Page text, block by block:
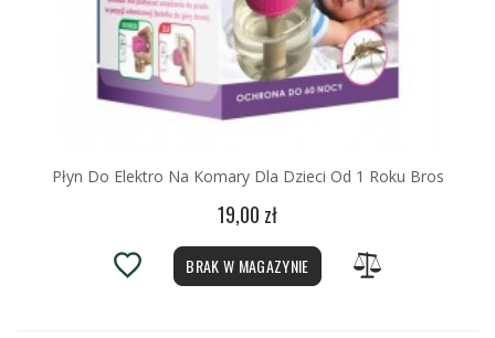
Płyn Do Elektro Na Komary Dla Dzieci Od 1 Roku Bros
19,00 zł
BRAK W MAGAZYNIE